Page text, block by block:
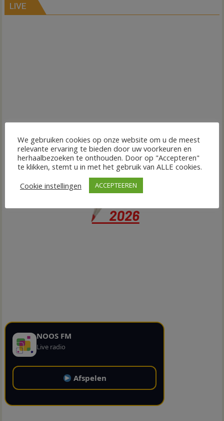
LIVE
NOOS FM
Live radio
Afspelen
We gebruiken cookies op onze website om u de meest
relevante ervaring te bieden door uw voorkeuren en
herhaalbezoeken te onthouden. Door op "Accepteren"
te klikken, stemt u in met het gebruik van ALLE cookies.
Cookie instellingen
ACCEPTEEREN